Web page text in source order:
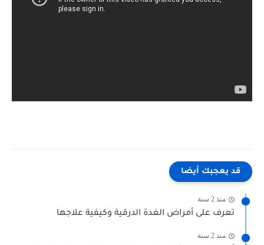
قد يعجبك أيضا
منذ 2 سنة
تعرف على أمراض الغدة الدرقية وكيفية علاجها
منذ 2 سنة